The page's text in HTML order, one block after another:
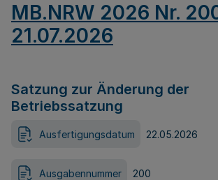
MB.NRW 2026 Nr.
21.07.2026
Satzung zur Änderung der
Betriebssatzung
Ausfertigungsdatum 22.05.2026
Ausgabennummer 200